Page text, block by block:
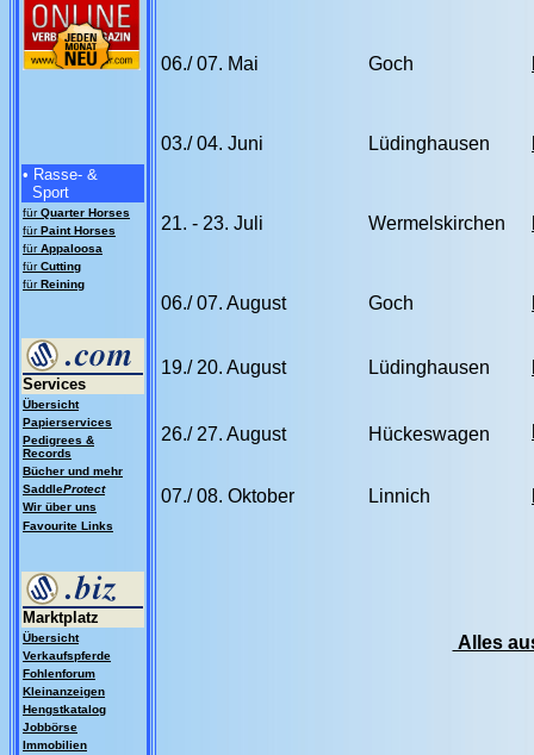
• Rasse- &
Sport
fürQuarter Horses
fürPaint Horses
fürAppaloosa
fürCutting
fürReining
Services
Übersicht
Papierservices
Pedigrees &
Records
Bücher und mehr
SaddleProtect
Wir über uns
Favourite Links
Marktplatz
Übersicht
Verkaufspferde
Fohlenforum
Kleinanzeigen
Hengstkatalog
Jobbörse
Immobilien
06./ 07. Mai Goch
03./ 04. Juni Lüdinghausen
21. - 23. Juli Wermelskirchen
06./ 07. August Goch
19./ 20. August Lüdinghausen
26./ 27. August Hückeswagen
07./ 08. Oktober Linnich
Alles